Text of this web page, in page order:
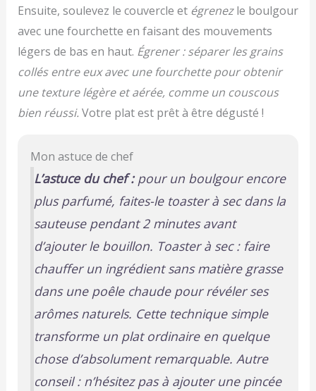
Ensuite, soulevez le couvercle et égrenezle boulgour
avec une fourchette en faisant des mouvements
légers de bas en haut. Égrener : séparer les grains
collés entre eux avec une fourchette pour obtenir
une texture légère et aérée, comme un couscous
bien réussi. Votre plat est prêt à être dégusté !
Mon astuce de chef
L’astuce du chef :pour un boulgour encore
plus parfumé, faites-le toaster à secdans la
sauteuse pendant 2 minutes avant
d’ajouter le bouillon. Toaster à sec : faire
chauffer un ingrédient sans matière grasse
dans une poêle chaude pour révéler ses
arômes naturels. Cette technique simple
transforme un plat ordinaire en quelque
chose d’absolument remarquable. Autre
conseil : n’hésitez pas à ajouter une pincée